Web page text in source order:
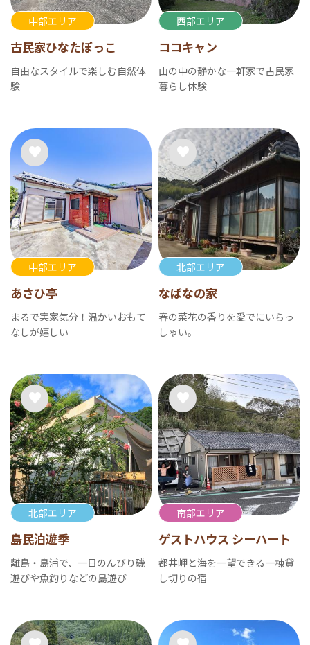
中部エリア
古民家ひなたぼっこ
自由なスタイルで楽しむ自然体
験
西部エリア
ココキャン
山の中の静かな一軒家で古民家
暮らし体験
中部エリア
あさひ亭
まるで実家気分！温かいおもて
なしが嬉しい
北部エリア
なばなの家
春の菜花の香りを愛でにいらっ
しゃい。
北部エリア
島民泊遊季
離島・島浦で、一日のんびり磯
遊びや魚釣りなどの島遊び
南部エリア
ゲストハウス シーハート
都井岬と海を一望できる一棟貸
し切りの宿